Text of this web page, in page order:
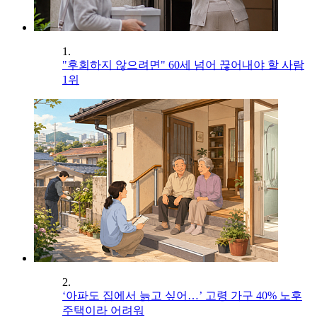
1.
"후회하지 않으려면" 60세 넘어 끊어내야 할 사람
1위
2.
‘아파도 집에서 늙고 싶어…’ 고령 가구 40% 노후
주택이라 어려워